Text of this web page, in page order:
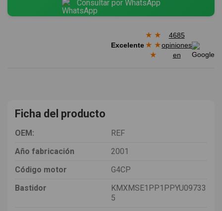
Consultar por WhatsApp
Excelente
★ ★
★ ★
★
4685
opiniones
en
Ficha del producto
OEM:
REF
Año fabricación
2001
Código motor
G4CP
Bastidor
KMXMSE1PP1PPYU09733
5